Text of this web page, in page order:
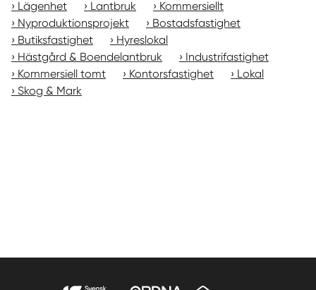
Lägenhet
Lantbruk
Kommersiellt
Nyproduktionsprojekt
Bostadsfastighet
Butiksfastighet
Hyreslokal
Hästgård & Boendelantbruk
Industrifastighet
Kommersiell tomt
Kontorsfastighet
Lokal
Skog & Mark